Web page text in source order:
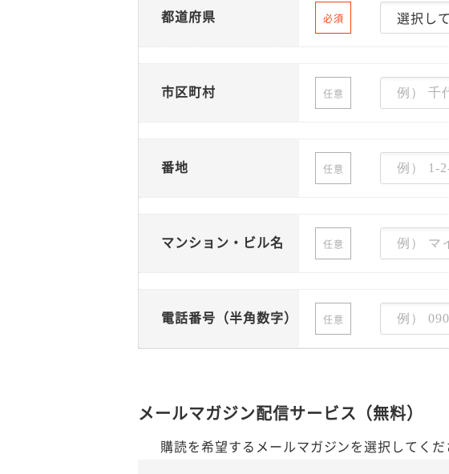
都道府県 必須
市区町村 任意
番地 任意
マンション・ビル名 任意
電話番号（半角数字） 任意
メールマガジン配信サービス（無料）
購読を希望するメールマガジンを選択してくだ